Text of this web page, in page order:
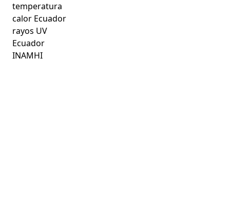
temperatura
calor Ecuador
rayos UV
Ecuador
INAMHI